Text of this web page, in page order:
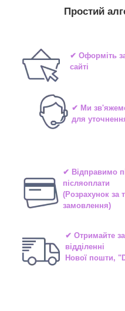
Простий
✔ Оформіть
сайті
✔ Ми
для
✔ Відправимо
післяоплати
(Розрахунок за
замовлення)
✔ Отримайте
відділенні
Нової пошти,